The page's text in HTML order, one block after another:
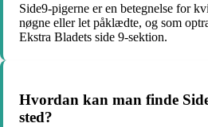
Side9-pigerne er en betegnelse for
nøgne eller let påklædte, og som
Ekstra Bladets side 9-sektion.
Hvordan kan man finde
sted?